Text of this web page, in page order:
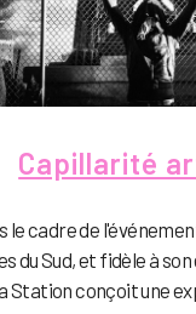
Capillarité
le cadre de
du Sud, et fidèle à
Station conçoit une